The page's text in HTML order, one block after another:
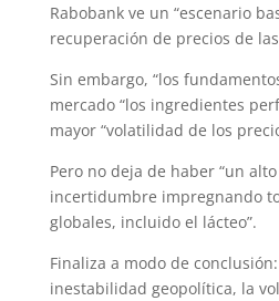
Rabobank ve un “escenario
recuperación de precios de
Sin embargo, “los
mercado “los ingredientes
mayor “volatilidad de los
Pero no deja de haber “un
incertidumbre impregnando
globales, incluido el lácteo”.
Finaliza a modo de
inestabilidad geopolítica, la